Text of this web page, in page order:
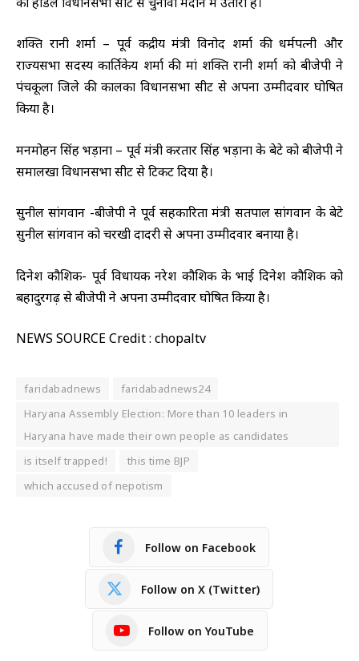
शक्ति रानी शर्मा – पूर्व केंद्रीय मंत्री विनोद शर्मा की धर्मपत्नी और
राज्यसभा सदस्य कार्तिकेय शर्मा की मां शक्ति रानी शर्मा को बीजेपी ने
पंचकूला जिले की कालका विधानसभा सीट से अपना उम्मीदवार घोषित
किया है।
मनमोहन सिंह भड़ाना – पूर्व मंत्री करतार सिंह भड़ाना के बेटे को बीजेपी ने
समालखा विधानसभा सीट से टिकट दिया है।
सुनील सांगवान -बीजेपी ने पूर्व सहकारिता मंत्री सतपाल सांगवान के बेटे
सुनील सांगवान को चरखी दादरी से अपना उम्मीदवार बनाया है।
दिनेश कौशिक- पूर्व विधायक नरेश कौशिक के भाई दिनेश कौशिक को
बहादुरगढ़ से बीजेपी ने अपना उम्मीदवार घोषित किया है।
NEWS SOURCE Credit : chopaltv
faridabadnews
faridabadnews24
Haryana Assembly Election: More than 10 leaders in
Haryana have made their own people as candidates
is itself trapped!
this time BJP
which accused of nepotism
Follow on Facebook
Follow on X (Twitter)
Follow on YouTube